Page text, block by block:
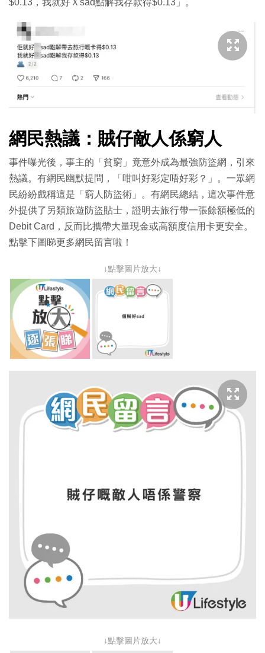
$0.13，我就好Ｘsad點解我存款得$0.13」。
網民熱議：賊仔敵人係窮人
事件曝光後，事主的「貧窮」竟意外成為最強防盜網，引來
熱議。有網民幽默提問，「咁叫好彩定唔好彩？」。一眾網
民紛紛戲稱這是「窮人防盜術」。有網民總結，這次事件意
外提供了另類旅遊防盜貼士，證明去旅行帶一張餘額極低的
Debit Card，反而比攜帶大量現金或高額度信用卡更安全。
點擊下圖睇更多網民留言啦！
↓點擊圖片放大↓
↓點擊圖片放大↓